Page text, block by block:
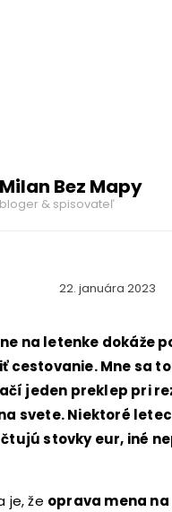
Milan Bez Mapy
bloger & spisovateľ
22. januára 2023
na letenke dokáže
cestovanie. Mne sa
jeden preklep pri
svete. Niektoré
stovky eur, iné
je, že oprava mena